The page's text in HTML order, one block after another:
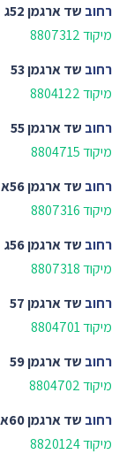
רחוב שד ארגמן 52ג
מיקוד 8807312
רחוב שד ארגמן 53
מיקוד 8804122
רחוב שד ארגמן 55
מיקוד 8804715
רחוב שד ארגמן 56א
מיקוד 8807316
רחוב שד ארגמן 56ג
מיקוד 8807318
רחוב שד ארגמן 57
מיקוד 8804701
רחוב שד ארגמן 59
מיקוד 8804702
רחוב שד ארגמן 60א
מיקוד 8820124